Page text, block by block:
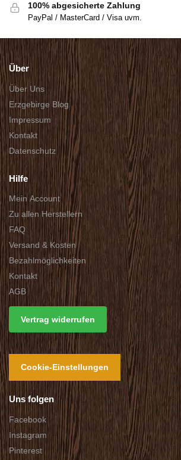
100% abgesicherte Zahlung
PayPal / MasterCard / Visa uvm.
Über
Über Uns
Erzgebirge Blog
Impressum
Kontakt
Datenschutz
Hilfe
Mein Account
Zu allen Herstellern
FAQ
Versand & Kosten
Bezahlmöglichkeiten
Kontakt
AGB
Vertrag widerrufen
Cookie-Einstellungen
Uns folgen
Facebook
Instagram
Pinterest